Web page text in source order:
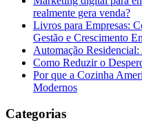
realmente gera venda?
Livros para Empresas:
Gestão e Crescimento
Automação
Como Reduzir o
Por que a Cozinha
Modernos
Categorias